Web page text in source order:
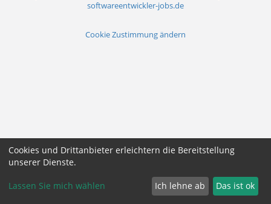
softwareentwickler-jobs.de
Cookie Zustimmung ändern
Cookies und Drittanbieter erleichtern die Bereitstellung
unserer Dienste.
Lassen Sie mich wählen Ich lehne ab Das ist ok